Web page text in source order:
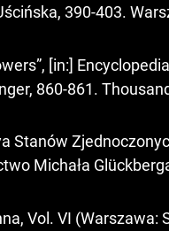
390-403.
[in:]
860-861.
Stanów
Michała
Vol. VI (Warszawa: